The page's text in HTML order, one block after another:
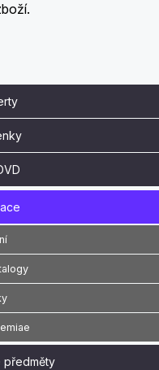
předměty